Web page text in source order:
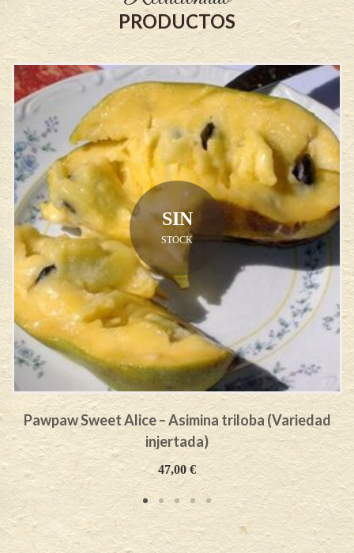
PRODUCTOS
SIN
STOCK
Pawpaw Sweet Alice – Asimina triloba (Variedad
injertada)
47,00 €